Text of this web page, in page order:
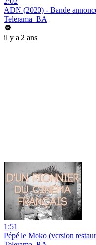
ADN (2020) - Bande
Telerama_BA
il y a 2 ans
1:51
Pépé le Moko (version